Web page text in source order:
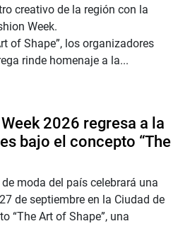
creativo de la región con la
Week.
of Shape”, los organizadores
rinde homenaje a la...
2026 regresa a la
bajo el concepto “The
moda del país celebrará una
de septiembre en la Ciudad de
“The Art of Shape”, una